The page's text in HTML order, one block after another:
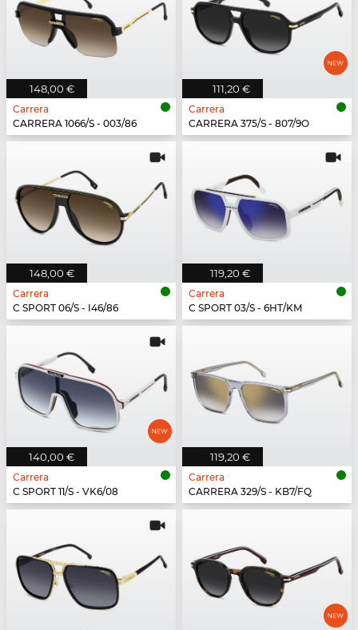
148,00 €
Carrera
CARRERA 1066/S - 003/86
111,20 €
Carrera
CARRERA 375/S - 807/9O
148,00 €
Carrera
C SPORT 06/S - I46/86
119,20 €
Carrera
C SPORT 03/S - 6HT/KM
140,00 €
Carrera
C SPORT 11/S - VK6/08
119,20 €
Carrera
CARRERA 329/S - KB7/FQ